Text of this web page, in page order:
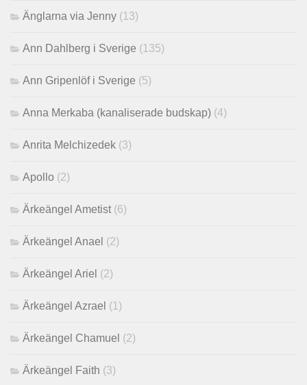
Änglarna via Jenny (13)
Ann Dahlberg i Sverige (135)
Ann Gripenlöf i Sverige (5)
Anna Merkaba (kanaliserade budskap) (4)
Anrita Melchizedek (3)
Apollo (2)
Ärkeängel Ametist (6)
Ärkeängel Anael (2)
Ärkeängel Ariel (2)
Ärkeängel Azrael (1)
Ärkeängel Chamuel (2)
Ärkeängel Faith (3)